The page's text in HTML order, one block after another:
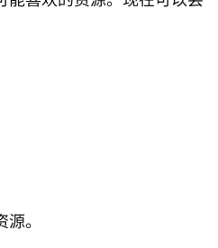
。